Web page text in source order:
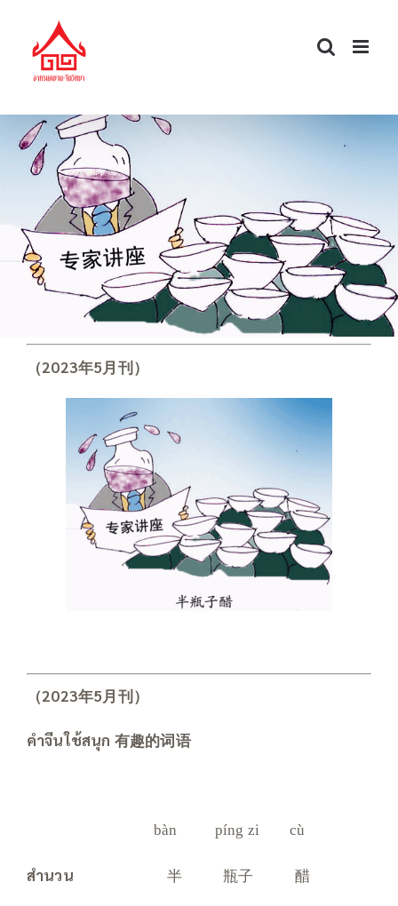
content
（2023年5月刊）
（2023年5月刊）
คำจีนใช้สนุก 有趣的词语
bàn píng zi cù
สำนวน 半 瓶子 醋